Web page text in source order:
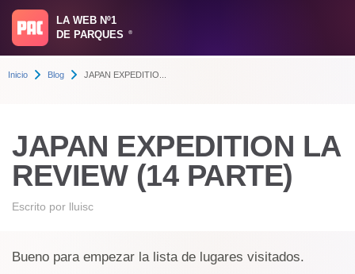
LA WEB Nº1
DE PARQUES
®
Inicio Blog JAPAN EXPEDITIO...
JAPAN EXPEDITION LA
REVIEW (14 PARTE)
Escrito por lluisc
Bueno para empezar la lista de lugares visitados.